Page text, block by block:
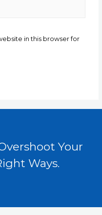
in this browser for
Your
Ways.